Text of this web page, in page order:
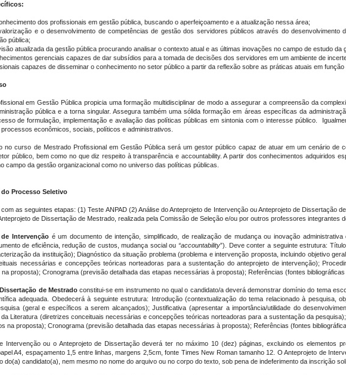
dos profissionais em gestão pública, buscando o aperfeiçoamento e a atualização nessa área;
e o desenvolvimento de competências de gestão dos servidores públicos através do desenvolvimento
pública;
atualizada da gestão pública procurando analisar o contexto atual e as últimas inovações no campo de estudo da
gerenciais capazes de dar subsídios para a tomada de decisões dos servidores em um ambiente de
capazes de disseminar o conhecimento no setor público a partir da reflexão sobre as práticas atuais em função
em Gestão Pública propicia uma formação multidisciplinar de modo a assegurar a compreensão da
pública e a torna singular. Assegura também uma sólida formação em áreas específicas da
de formulação, implementação e avaliação das políticas públicas em sintonia com o interesse público.
econômicos, sociais, políticos e administrativos.
no curso de Mestrado Profissional em Gestão Pública será um gestor público capaz de atuar em um cenário de
público, bem como no que diz respeito à transparência e accountability. A partir dos conhecimentos adquiridos
campo da gestão organizacional como no universo das políticas públicas.
Processo Seletivo
as seguintes etapas: (1) Teste ANPAD (2) Análise do Anteprojeto de Intervenção ou Anteprojeto de Dissertação
de Dissertação de Mestrado , realizada pela Comissão de Seleção e/ou por outros professores integrantes
Intervenção é um documento de intenção, simplificado, de realização de mudança ou inovação
de eficiência, redução de custos, mudança social ou“accountability”). Deve conter a seguinte estrutura:
da instituição); Diagnóstico da situação problema (problema e intervenção proposta, incluindo objetivo
necessárias e concepções teóricas norteadoras para a sustentação do anteprojeto de intervenção);
proposta); Cronograma (previsão detalhada das etapas necessárias à proposta); Referências (fontes bibliográficas
de Mestradoconstitui-se em instrumento no qual o candidato/a deverá demonstrar domínio do tema
adequada. Obedecerá à seguinte estrutura: Introdução (contextualização do tema relacionado à pesquisa,
(geral e específicos a serem alcançados); Justificativa (apresentar a importância/utilidade do
Literatura (diretrizes conceituais necessárias e concepções teóricas norteadoras para a sustentação da
na proposta); Cronograma (previsão detalhada das etapas necessárias à proposta); Referências (fontes
Intervenção ou o Anteprojeto de Dissertação deverá ter no máximo 10 (dez) páginas, excluindo os elementos
A4, espaçamento 1,5 entre linhas, margens 2,5cm, fonte Times New Roman tamanho 12. O Anteprojeto de
do(a) candidato(a), nem mesmo no nome do arquivo ou no corpo do texto, sob pena de indeferimento da inscrição